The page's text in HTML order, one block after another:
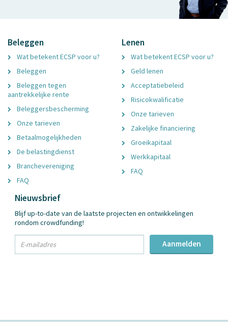
Beleggen
Wat betekent ECSP voor u?
Beleggen
Beleggen tegen
aantrekkelijke rente
Beleggersbescherming
Onze tarieven
Betaalmogelijkheden
De belastingdienst
Branchevereniging
FAQ
Lenen
Wat betekent ECSP voor u?
Geld lenen
Acceptatiebeleid
Risicokwalificatie
Onze tarieven
Zakelijke financiering
Groeikapitaal
Werkkapitaal
FAQ
Nieuwsbrief
Blijf up-to-date van de laatste projecten en ontwikkelingen
rondom crowdfunding!
Email
Aanmelden